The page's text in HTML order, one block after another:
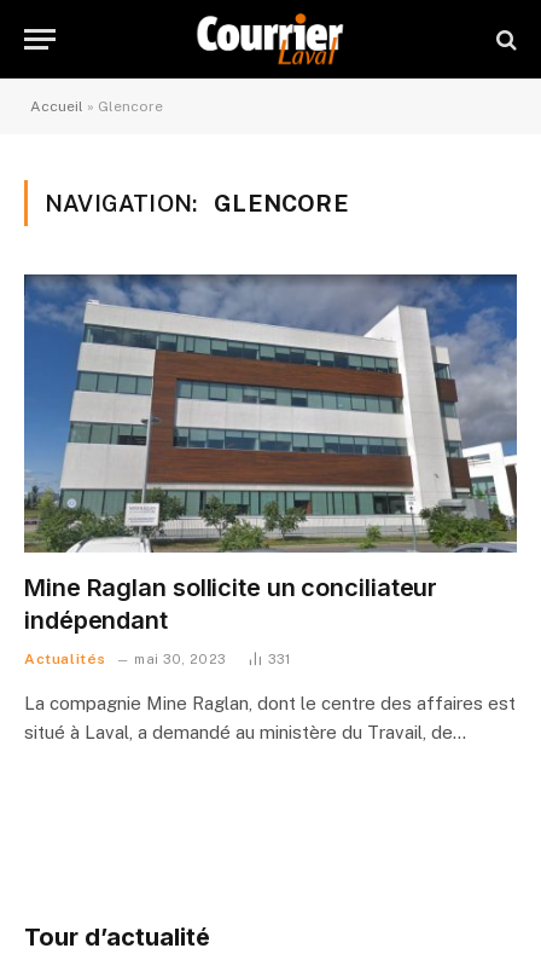
Accueil » Glencore
NAVIGATION: GLENCORE
Mine Raglan sollicite un conciliateur
indépendant
Actualités mai 30, 2023 331
La compagnie Mine Raglan, dont le centre des affaires est
situé à Laval, a demandé au ministère du Travail, de…
Tour d’actualité